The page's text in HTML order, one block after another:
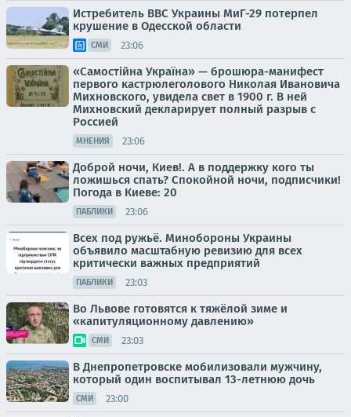
Истребитель ВВС Украины МиГ-29 потерпел
крушение в Одесской области
СМИ 23:06
«Самостійна Україна» — брошюра-манифест
первого кастрюлеголового Николая Ивановича
Михновского, увидела свет в 1900 г. В ней
Михновский декларирует полный разрыв с
Россией
МНЕНИЯ 23:06
Доброй ночи, Киев!. А в поддержку кого ты
ложишься спать? Спокойной ночи, подписчики!
Погода в Киеве: 20
ПАБЛИКИ 23:06
Всех под ружьё. Минобороны Украины
объявило масштабную ревизию для всех
критически важных предприятий
ПАБЛИКИ 23:03
Во Львове готовятся к тяжёлой зиме и
«капитуляционному давлению»
СМИ 23:03
В Днепропетровске мобилизовали мужчину,
который один воспитывал 13-летнюю дочь
СМИ 23:00